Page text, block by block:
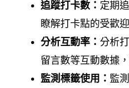
追蹤打卡數： 定期
瞭解打卡點的受歡
分析互動率： 分析
留言數等互動數據
監測標籤使用： 監